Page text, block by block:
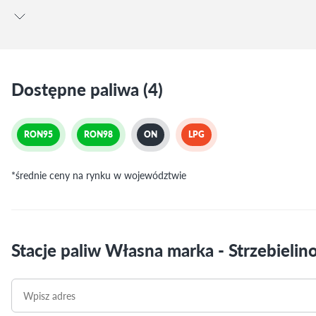
Dostępne paliwa (4)
RON95 RON98 ON LPG
*średnie ceny na rynku w województwie
Stacje paliw Własna marka -